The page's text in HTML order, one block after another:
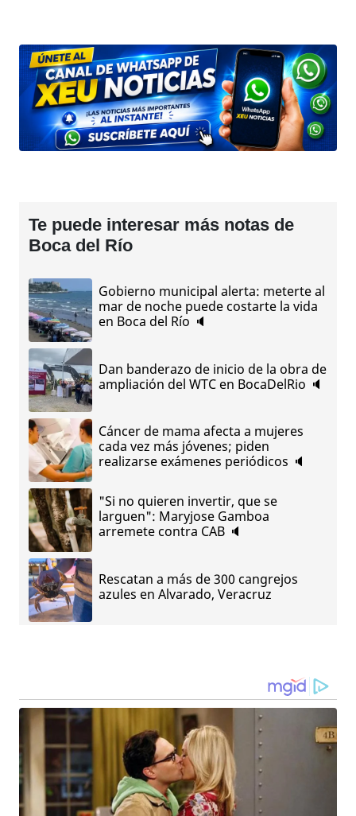
Te puede interesar más notas de
Boca del Río
Gobierno municipal alerta: meterte al
mar de noche puede costarte la vida
en Boca del Río 🔈
Dan banderazo de inicio de la obra de
ampliación del WTC en BocaDelRio 🔈
Cáncer de mama afecta a mujeres
cada vez más jóvenes; piden
realizarse exámenes periódicos 🔈
"Si no quieren invertir, que se
larguen": Maryjose Gamboa
arremete contra CAB 🔈
Rescatan a más de 300 cangrejos
azules en Alvarado, Veracruz